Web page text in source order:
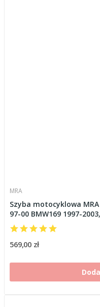
MRA
Szyba motocyklowa MRA
97-00 BMW169 1997-
569,00 zł